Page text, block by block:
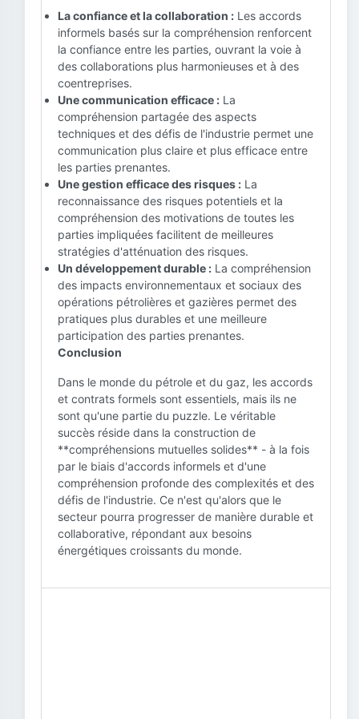
La confiance et la collaboration : Les accords
informels basés sur la compréhension renforcent
la confiance entre les parties, ouvrant la voie à
des collaborations plus harmonieuses et à des
coentreprises.
Une communication efficace : La
compréhension partagée des aspects
techniques et des défis de l'industrie permet une
communication plus claire et plus efficace entre
les parties prenantes.
Une gestion efficace des risques : La
reconnaissance des risques potentiels et la
compréhension des motivations de toutes les
parties impliquées facilitent de meilleures
stratégies d'atténuation des risques.
Un développement durable : La compréhension
des impacts environnementaux et sociaux des
opérations pétrolières et gazières permet des
pratiques plus durables et une meilleure
participation des parties prenantes.
Conclusion
Dans le monde du pétrole et du gaz, les accords
et contrats formels sont essentiels, mais ils ne
sont qu'une partie du puzzle. Le véritable
succès réside dans la construction de
**compréhensions mutuelles solides** - à la fois
par le biais d'accords informels et d'une
compréhension profonde des complexités et des
défis de l'industrie. Ce n'est qu'alors que le
secteur pourra progresser de manière durable et
collaborative, répondant aux besoins
énergétiques croissants du monde.